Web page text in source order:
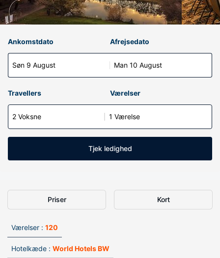
Ankomstdato
Søn 9 August
Afrejsedato
Man 10 August
Travellers Værelser
2 Voksne 1 Værelse
Tjek ledighed
Priser Kort
Værelser : 120
Hotelkæde : World Hotels BW